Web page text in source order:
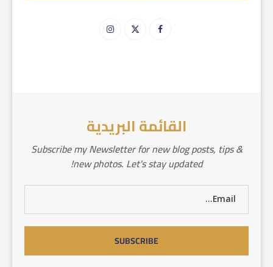
القائمة البريدية
Subscribe my Newsletter for new blog posts, tips &
new photos. Let's stay updated!